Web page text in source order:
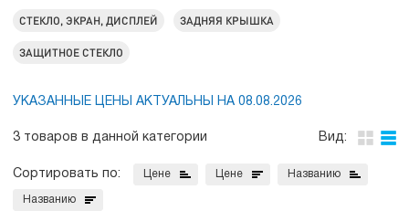
СТЕКЛО, ЭКРАН, ДИСПЛЕЙ ЗАДНЯЯ КРЫШКА
ЗАЩИТНОЕ СТЕКЛО
УКАЗАННЫЕ ЦЕНЫ АКТУАЛЬНЫ НА 08.08.2026
3 товаров в данной категории Вид:
Сортировать по: Цене Цене Названию
Названию